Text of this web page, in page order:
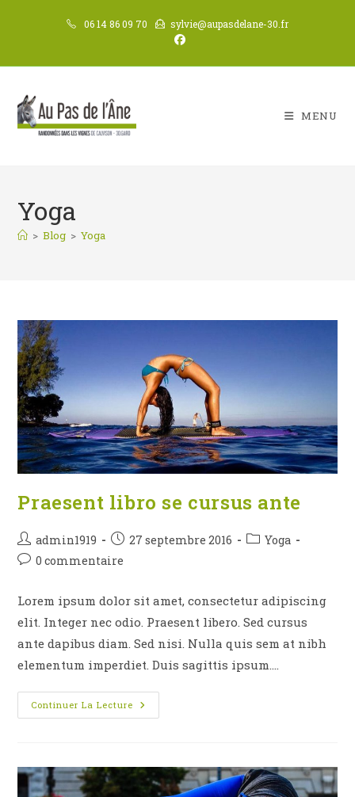
06 14 86 09 70 sylvie@aupasdelane-30.fr
MENU
Yoga
> Blog > Yoga
Praesent libro se cursus ante
Auteur/autrice
de
admin1919
Publication
publiée :
27 septembre 2016
PostYoga
Commentaires
publication :
0 commentaire
Lorem ipsum dolor sit amet, consectetur adipiscing
elit. Integer nec odio. Praesent libero. Sed cursus
ante dapibus diam. Sed nisi. Nulla quis sem at nibh
elementum imperdiet. Duis sagittis ipsum.…
Continuer La Lecture Praesent
Libro